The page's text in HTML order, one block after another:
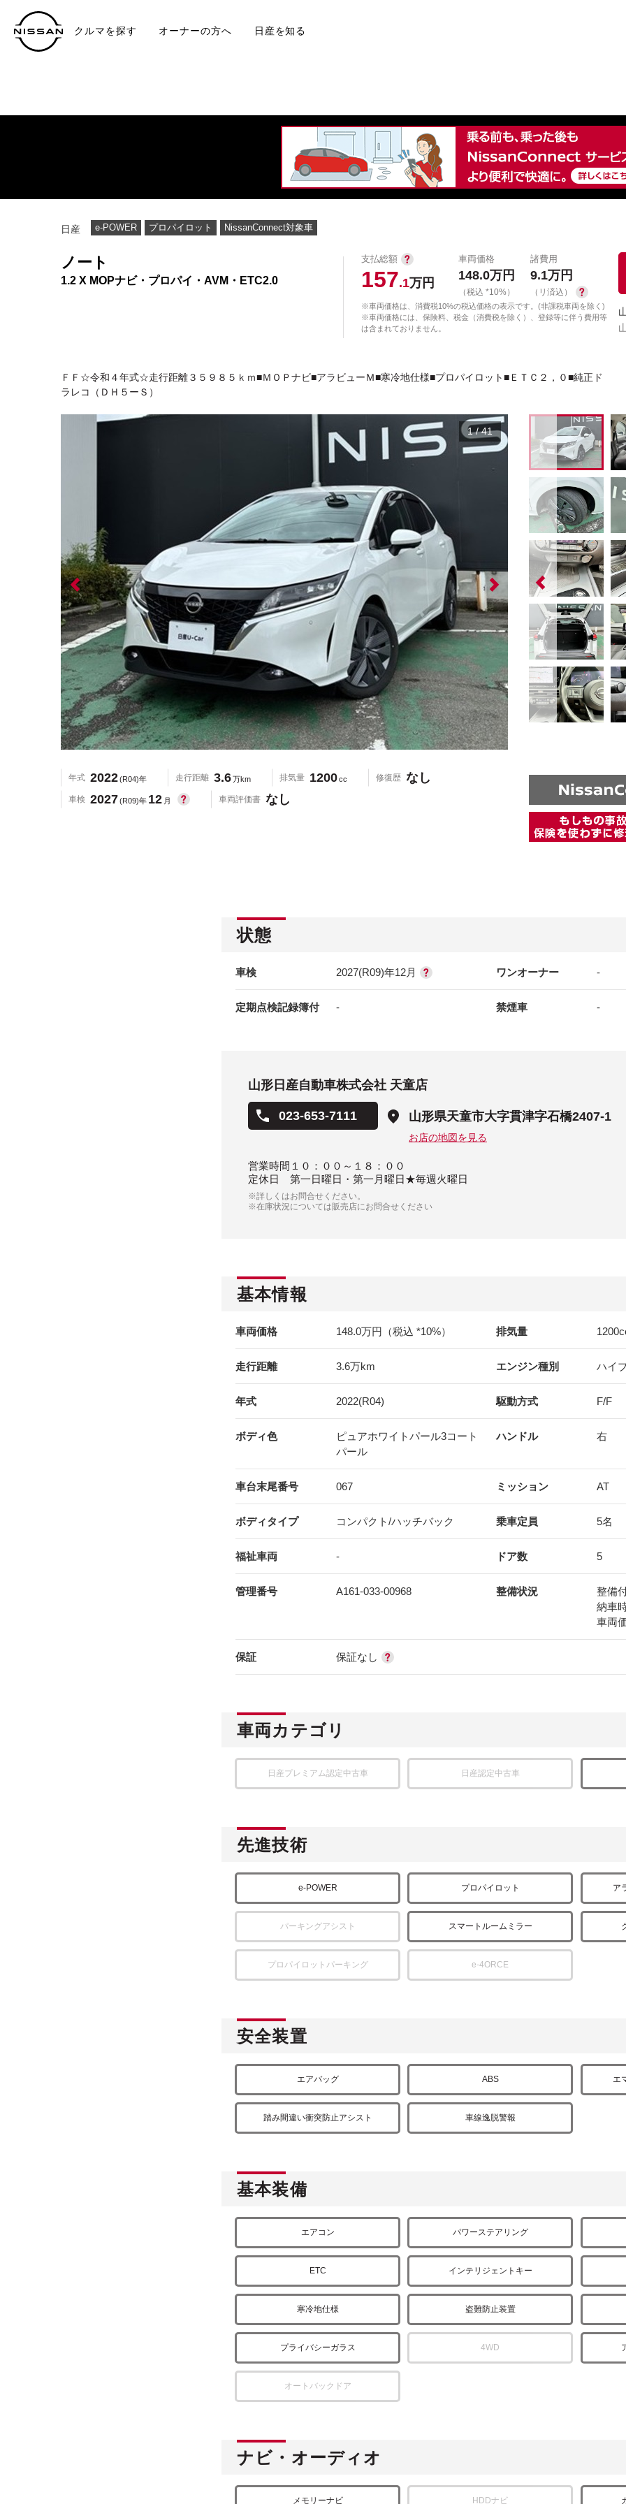
クルマを探す オーナーの方へ 日産を知る
日産 e-POWER プロパイロット NissanConnect対象車
ノート
1.2 X MOPナビ・プロパイ・AVM・ETC2.0
支払総額
157.1万円
車両価格
148.0万円
（税込 *10%）
諸費用
9.1万円
（リ済込）
※車両価格は、消費税10%の税込価格の表示です。(非課税車両を除く)
※車両価格には、保険料、税金（消費税を除く）、登録等に伴う費用等
は含まれておりません。
ＦＦ☆令和４年式☆走行距離３５９８５ｋｍ■ＭＯＰナビ■アラビューＭ■寒冷地仕様■プロパイロット■ＥＴＣ２，０■純正ド
ラレコ（ＤＨ５ーＳ）
1/41
年式 2022(R04)年 走行距離 3.6万km 排気量 1200cc 修復歴 なし
車検 2027(R09)年 12 月 車両評価書 なし
状態
車検 2027(R09)年12月 ワンオーナー -
定期点検記録簿付 - 禁煙車 -
山形日産自動車株式会社 天童店
023-653-7111 山形県天童市大字貫津字石橋2407-1
お店の地図を見る
営業時間 １０：００～１８：００
定休日
第一日曜日・第一月曜日★毎週火曜日
※詳しくはお問合せください。
※在庫状況については販売店にお問合せください
基本情報
車両価格 148.0万円（税込 *10%） 排気量 1200
走行距離 3.6万km エンジン種別 ハイ
年式 2022(R04) 駆動方式 F/F
ボディ色
ピュアホワイトパール3コート
パール
ハンドル 右
車台末尾番号 067 ミッション AT
ボディタイプ コンパクト/ハッチバック 乗車定員 5名
福祉車両 - ドア数 5
管理番号 A161-033-00968 整備状況
整備
納車
車両
保証 保証なし
車両カテゴリ
日産プレミアム認定中古車 日産認定中古車
先進技術
e-POWER プロパイロット ア
パーキングアシスト スマートルームミラー
プロパイロットパーキング e-4ORCE
安全装置
エアバッグ ABS エ
踏み間違い衝突防止アシスト 車線逸脱警報
基本装備
エアコン パワーステアリング
ETC インテリジェントキー
寒冷地仕様 盗難防止装置
プライバシーガラス 4WD
オートバックドア
ナビ・オーディオ
メモリーナビ HDDナビ